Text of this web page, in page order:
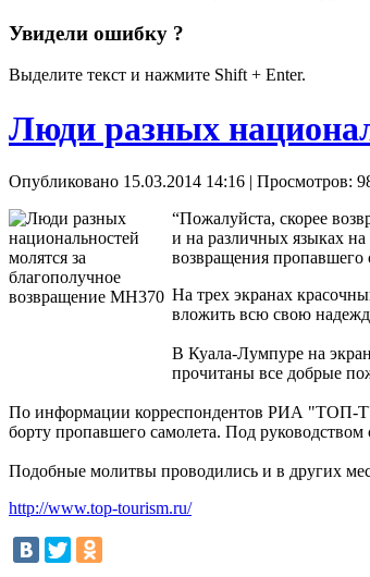
Увидели ошибку ?
Выделите текст и нажмите Shift + Enter.
Люди разных
Опубликовано 15.03.2014 14:16 | Просмотров:
“Пожалуйста, скорее
и на различных языках
возвращения пропавшего
На трех экранах
вложить всю свою
В Куала-Лумпуре на
прочитаны все добрые
По информации корреспондентов РИА "ТОП-
борту пропавшего самолета. Под
Подобные молитвы проводились и в других
http://www.top-tourism.ru/